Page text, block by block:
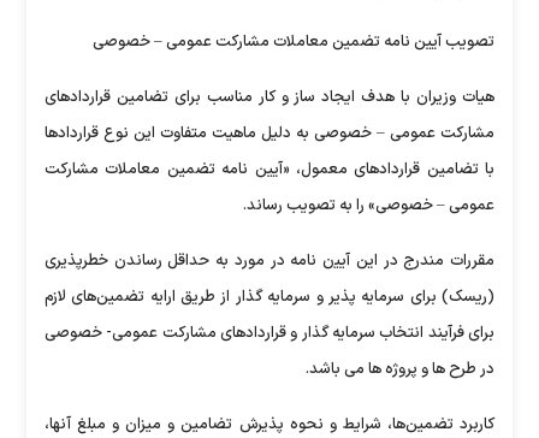
تصویب آیین نامه تضمین معاملات مشارکت عمومی – خصوصی
هیات وزیران با هدف ایجاد ساز و کار مناسب برای تضامین قراردادهای
مشارکت عمومی – خصوصی به دلیل ماهیت متفاوت این نوع قراردادها
با تضامین قراردادهای معمول، «آیین نامه تضمین معاملات مشارکت
عمومی – خصوصی» را به تصویب رساند.
مقررات مندرج در این آﯾﯿن ﻧﺎﻣﻪ در ﻣﻮرد ﺑﻪ ﺣﺪاﻗﻞ رﺳﺎﻧﺪن ﺧﻄﺮﭘﺬﯾﺮی
(رﯾﺴﮏ) ﺑﺮای ﺳﺮﻣﺎﯾﻪ ﭘﺬﯾﺮ و ﺳﺮﻣﺎﯾﻪ ﮔﺬار از طریق ارایه تضمین‌های ﻻزم
ﺑﺮای ﻓﺮآﯾﻨﺪ اﻧﺘﺨﺎب ﺳﺮﻣﺎﯾﻪ ﮔﺬار و ﻗﺮاردادﻫﺎی ﻣﺸﺎرﮐﺖ ﻋﻤﻮﻣﯽ- ﺧﺼﻮﺻﯽ
در ﻃﺮح ﻫﺎ و ﭘﺮوژه ﻫﺎ می باشد.
کاربرد تضمین‌ها، شرایط و نحوه پذیرش تضامین و میزان و مبلغ آنها،